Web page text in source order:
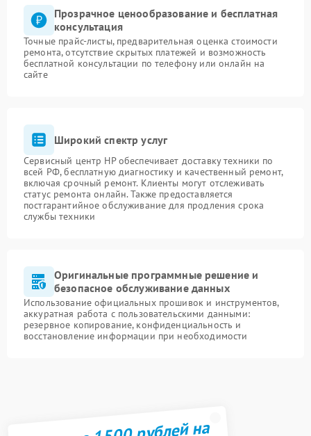
Прозрачное ценообразование и бесплатная
консультация
Точные прайс-листы, предварительная оценка стоимости
ремонта, отсутствие скрытых платежей и возможность
бесплатной консультации по телефону или онлайн на
сайте
Широкий спектр услуг
Сервисный центр HP обеспечивает доставку техники по
всей РФ, бесплатную диагностику и качественный ремонт,
включая срочный ремонт. Клиенты могут отслеживать
статус ремонта онлайн. Также предоставляется
постгарантийное обслуживание для продления срока
службы техники
Оригинальные программные решение и
безопасное обслуживание данных
Использование официальных прошивок и инструментов,
аккуратная работа с пользовательскими данными:
резервное копирование, конфиденциальность и
восстановление информации при необходимости